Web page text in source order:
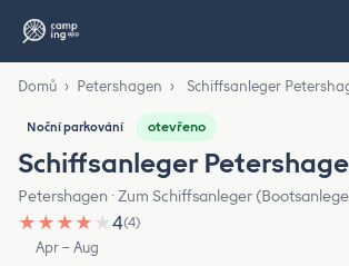
Domů › Petershagen › Schiffsanleger
Noční parkování otevřeno
Schiffsanleger
Petershagen · Zum Schiffsanleger
★ ★ ★ ★ ★4(4)
Apr – Aug